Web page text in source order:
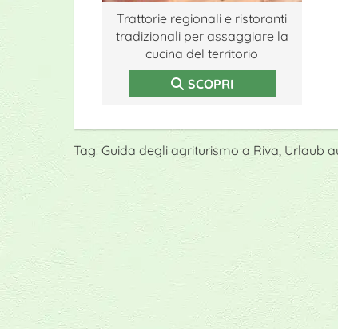
Trattorie regionali e ristoranti
tradizionali per assaggiare la
cucina del territorio
SCOPRI
Tag: Guida degli agriturismo a Riva, Urlaub